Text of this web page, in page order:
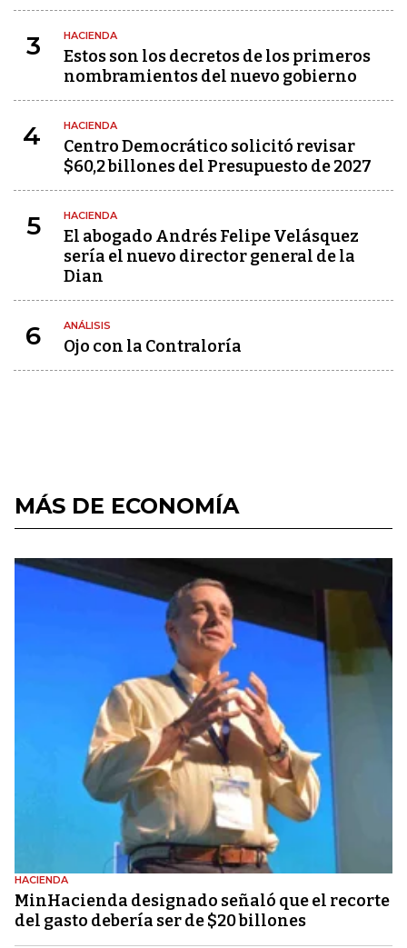
3 HACIENDA
Estos son los decretos de los primeros
nombramientos del nuevo gobierno
4 HACIENDA
Centro Democrático solicitó revisar
$60,2 billones del Presupuesto de 2027
5 HACIENDA
El abogado Andrés Felipe Velásquez
sería el nuevo director general de la
Dian
6 ANÁLISIS
Ojo con la Contraloría
MÁS DE ECONOMÍA
HACIENDA
MinHacienda designado señaló que el recorte
del gasto debería ser de $20 billones